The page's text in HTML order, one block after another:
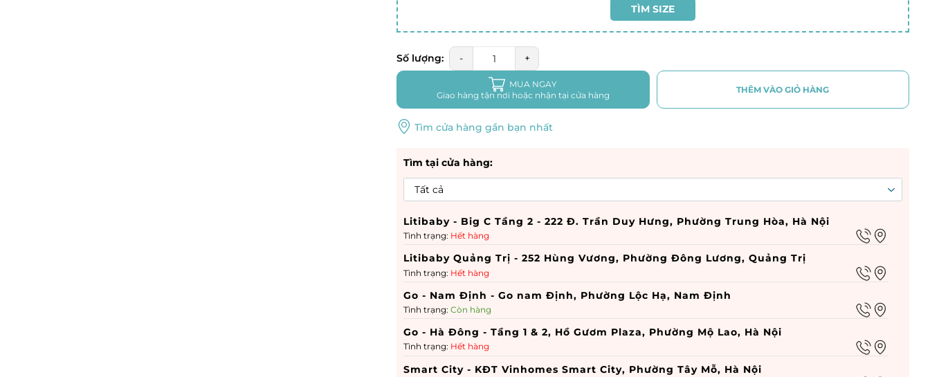
TÌM SIZE
Số lượng: - +
MUA NGAY
Giao hàng tận nơi hoặc nhận tại cửa hàng
THÊM VÀO GIỎ HÀNG
Tìm cửa hàng gần bạn nhất
Tìm tại cửa hàng:
Litibaby - Big C Tầng 2 - 222 Đ. Trần Duy Hưng, Phường Trung Hòa, Hà Nội
Tình trạng: Hết hàng
Litibaby Quảng Trị - 252 Hùng Vương, Phường Đông Lương, Quảng Trị
Tình trạng: Hết hàng
Go - Nam Định - Go nam Định, Phường Lộc Hạ, Nam Định
Tình trạng:Còn hàng
Go - Hà Đông - Tầng 1 & 2, Hồ Gươm Plaza, Phường Mộ Lao, Hà Nội
Tình trạng: Hết hàng
Smart City - KĐT Vinhomes Smart City, Phường Tây Mỗ, Hà Nội